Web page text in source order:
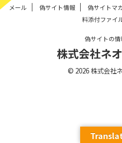
メール
偽サイト情報 偽サイトマ
料添付ファイ
偽サイトの情
株式会社ネ
© 2026 株式会社